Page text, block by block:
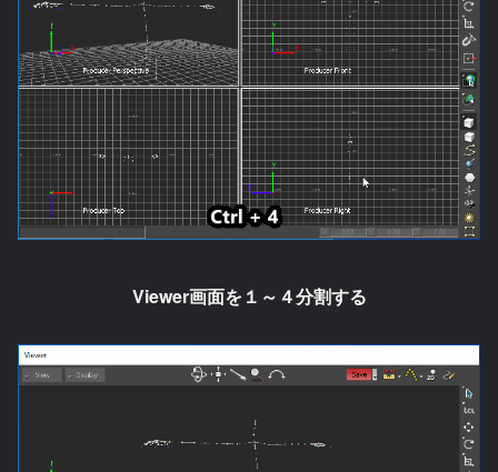
Viewer画面を１～４分割する